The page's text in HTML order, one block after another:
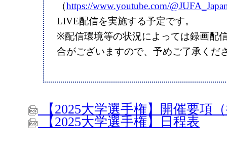
（https://www.youtube.com/
LIVE配信を実施する予定です。
※配信環境等の状況によっては録画配
合がございますので、予めご了承くだ
【2025大学選手権】開催要項
【2025大学選手権】日程表